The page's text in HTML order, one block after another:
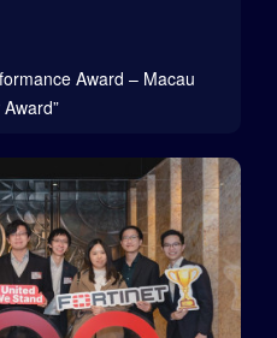
Award – Macau